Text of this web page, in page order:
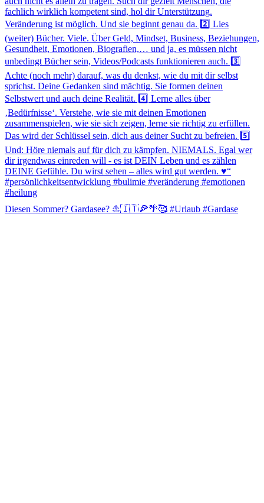
Diesen Sommer? Gardasee? ⛵️🇮🇹🍕🌴🥰 #Urlaub #Gardase